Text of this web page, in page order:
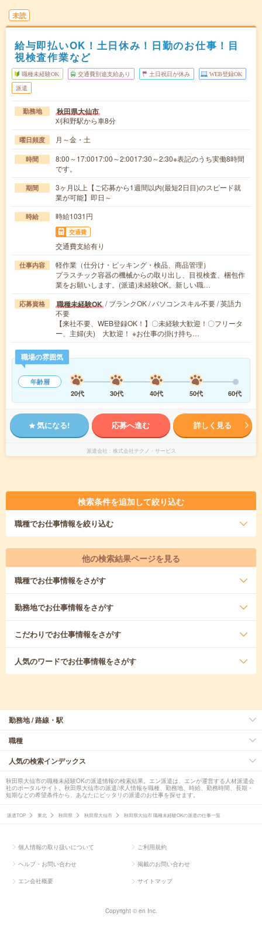
未読
給与即払いOK！土日休み！日勤のお仕事！目
視検査作業など
職種未経験OK 交通費別途支給あり 土日祝日が休み WEB登録OK
派遣
勤務地 秋田県大仙市
刈和野駅から車8分
曜日頻度 月～金・土
時間
8:00～17:0017:00～2:0017:30～2:30※表記のうち実働8時間
です。
期間
3ヶ月以上【ご応募から1週間以内(最短2日目)のスピード就
業が可能】即日～
時給 時給1031円
交通費
交通費支給有り
仕事内容
軽作業（仕分け・ピッキング・検品、商品管理）
プラスチック容器の機械からの取り出し、目視検査、梱包作
業をお願いします。(派遣)未経験OK。新しい職…
応募資格 職種未経験OK / ブランクOK / パソコンスキル不要 / 英語力
不要
【来社不要、WEB登録OK！】〇未経験大歓迎！〇フリータ
ー、主婦(夫) 大歓迎！ ※お仕事の掛け持ち…
職場の雰囲気
年齢層
20代
30代 40代 50代 60代
気になる! 応募へ進む 詳しく見る
派遣会社 株式会社テクノ・サービス
検索条件を追加して絞り込む
職種でお仕事情報を絞り込む
他の検索結果ページを見る
職種でお仕事情報をさがす
勤務地でお仕事情報をさがす
こだわりでお仕事情報をさがす
人気のワードでお仕事情報をさがす
勤務地 / 路線・駅
職種
人気の検索インデックス
秋田県大仙市の職種未経験OKの派遣情報の検索結果。エン派遣は、エンが運営する人材派遣会
社のポータルサイト。秋田県大仙市の派遣/求人情報を職種、勤務地、時給、勤務時間、長期・
短期などの希望条件から、あなたにピッタリの派遣のお仕事を探せます。
派遣TOP 東北 秋田県 秋田県大仙市 秋田県大仙市 職種未経験OKの派遣の仕事一覧
個人情報の取り扱いについて ご利用規約
ヘルプ・お問い合わせ 掲載のお問い合わせ
エン会社概要 サイトマップ
Copyright © en Inc.